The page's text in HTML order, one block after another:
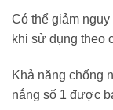
Có thể giảm
khi sử dụng theo
Khả năng chống
nắng số 1 được